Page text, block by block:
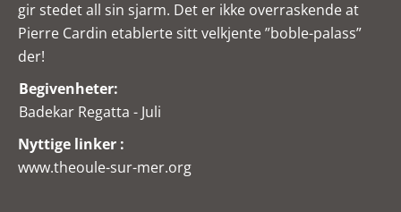
gir stedet all sin sjarm. Det er ikke overraskende at
Pierre Cardin etablerte sitt velkjente ”boble-palass”
der!
Begivenheter:
Badekar Regatta - Juli
Nyttige linker :
www.theoule-sur-mer.org